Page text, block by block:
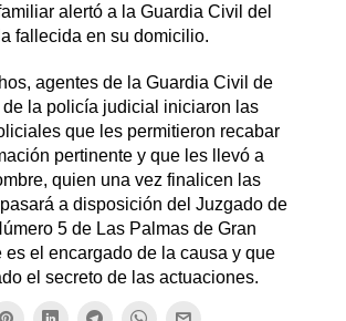
alertó a la Guardia Civil del
fallecida en su domicilio.
agentes de la Guardia Civil de
de la policía judicial iniciaron las
que les permitieron recabar
pertinente y que les llevó a
quien una vez finalicen las
a disposición del Juzgado de
5 de Las Palmas de Gran
es el encargado de la causa y que
el secreto de las actuaciones.